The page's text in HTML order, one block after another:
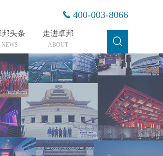
400-003-8066
邦头条
NEWS
走进卓邦
ABOUT